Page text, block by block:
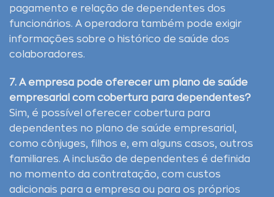
pagamento e relação de dependentes dos
funcionários. A operadora também pode exigir
informações sobre o histórico de saúde dos
colaboradores.
7. A empresa pode oferecer um plano de saúde
empresarial com cobertura para dependentes?
Sim, é possível oferecer cobertura para
dependentes no plano de saúde empresarial,
como cônjuges, filhos e, em alguns casos, outros
familiares. A inclusão de dependentes é definida
no momento da contratação, com custos
adicionais para a empresa ou para os próprios